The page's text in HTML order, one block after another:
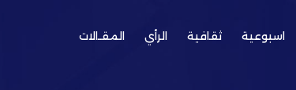
اسبوعية ثقافية الرأي المقـالات